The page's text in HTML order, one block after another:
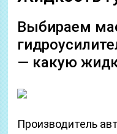
Выбираем
— какую
Производитель